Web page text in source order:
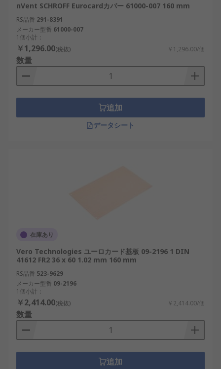
nVent SCHROFF Eurocardカバー 61000-007 160 mm
RS品番 291-8391
メーカー型番 61000-007
1個小計：
￥1,296.00(税抜) ￥1,296.00/個
数量
追加
データシート
在庫あり
Vero Technologies ユーロカード基板 09-2196 1 DIN
41612 FR2 36 x 60 1.02 mm 160 mm
RS品番 523-9629
メーカー型番 09-2196
1個小計：
￥2,414.00(税抜) ￥2,414.00/個
数量
追加